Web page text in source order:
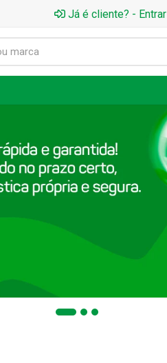
Já é cliente? - Entrar